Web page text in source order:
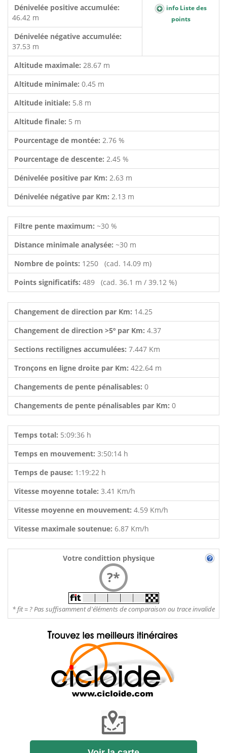
Dénivelée positive accumulée:
46.42 m
info Liste des
points
Dénivelée négative accumulée:
37.53 m
Altitude maximale: 28.67 m
Altitude minimale: 0.45 m
Altitude initiale: 5.8 m
Altitude finale: 5 m
Pourcentage de montée: 2.76 %
Pourcentage de descente: 2.45 %
Dénivelée positive par Km: 2.63 m
Dénivelée négative par Km: 2.13 m
Filtre pente maximum: ~30 %
Distance minimale analysée: ~30 m
Nombre de points: 1250 (cad. 14.09 m)
Points significatifs: 489 (cad. 36.1 m / 39.12 %)
Changement de direction par Km: 14.25
Changement de direction >5º par Km: 4.37
Sections rectilignes accumulées: 7.447 Km
Tronçons en ligne droite par Km: 422.64 m
Changements de pente pénalisables: 0
Changements de pente pénalisables par Km: 0
Temps total: 5:09:36 h
Temps en mouvement: 3:50:14 h
Temps de pause: 1:19:22 h
Vitesse moyenne totale: 3.41 Km/h
Vitesse moyenne en mouvement: 4.59 Km/h
Vitesse maximale soutenue: 6.87 Km/h
Votre condittion physique
?*
* fit = ? Pas suffisamment d'éléments de comparaison ou trace invalide